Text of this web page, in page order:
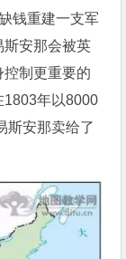
钱重建一支军
斯安那会被英
制更重要的
1803年以8000
斯安那卖给了